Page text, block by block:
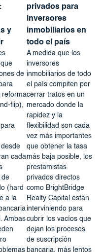
y
de
reforma
flip),
cada
de
(hard
a la
Ambas
privados para
inversores
inmobiliarios en
todo el país
A medida que los
inversores
inmobiliarios de todo
el país compiten por
cerrar tratos en un
mercado donde la
rapidez y la
flexibilidad son cada
vez más importantes
que obtener la tasa
más baja posible, los
prestamistas
privados directos
como BrightBridge
Realty Capital están
interviniendo para
cubrir los vacíos que
dejan los procesos
de suscripción
bancaria, más lentos